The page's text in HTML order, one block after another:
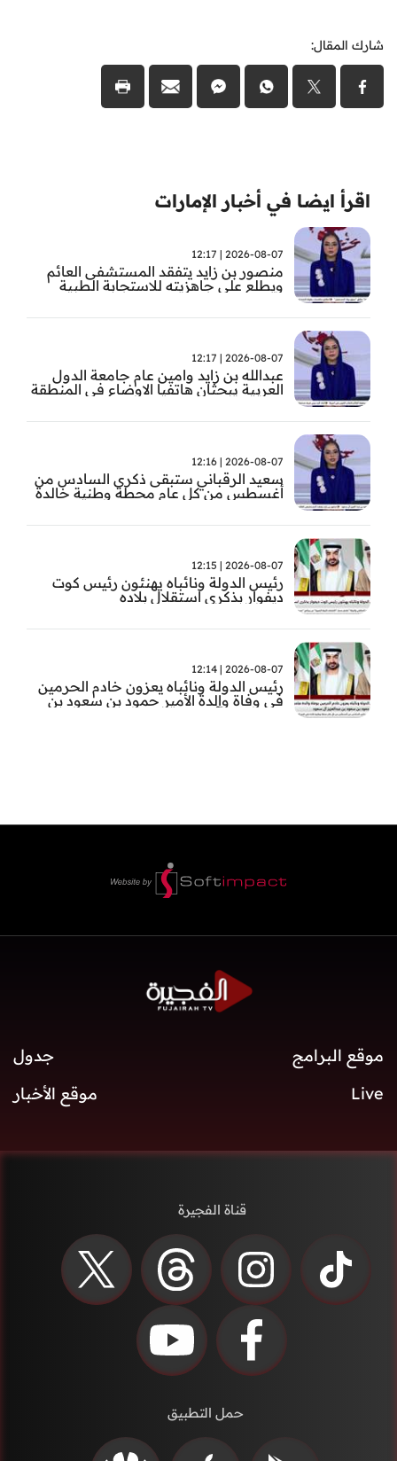
شارك المقال:
اقرأ ايضا في أخبار الإمارات
2026-08-07 | 12:17
منصور بن زايد يتفقد المستشفى العائم
ويطلع على جاهزيته للاستجابة الطبية
2026-08-07 | 12:17
عبدالله بن زايد وامين عام جامعة الدول
العربية يبحثان هاتفيا الاوضاع في المنطقة
2026-08-07 | 12:16
سعيد الرقباني ستبقى ذكرى السادس من
أغسطس من كل عام محطة وطنية خالدة
الوالد المؤسس
2026-08-07 | 12:15
رئيس الدولة ونائباه يهنئون رئيس كوت
ديفوار بذكرى استقلال بلاده
2026-08-07 | 12:14
رئيس الدولة ونائباه يعزون خادم الحرمين
في وفاة والدة الأمير حمود بن سعود بن
موقع البرامج
جدول
Live
موقع الأخبار
قناة الفجيرة
حمل التطبيق